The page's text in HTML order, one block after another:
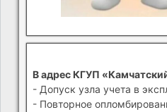
В адрес КГУП
- Допуск узла учета в
- Повторное